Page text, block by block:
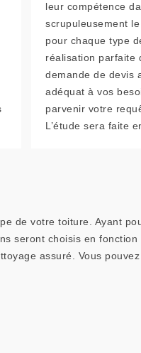
leur compétence
scrupuleusement
pour chaque type
réalisation parfaite
demande de devis
adéquat à vos
parvenir votre
L’étude sera faite
de votre toiture. Ayant
seront choisis en
assuré. Vous